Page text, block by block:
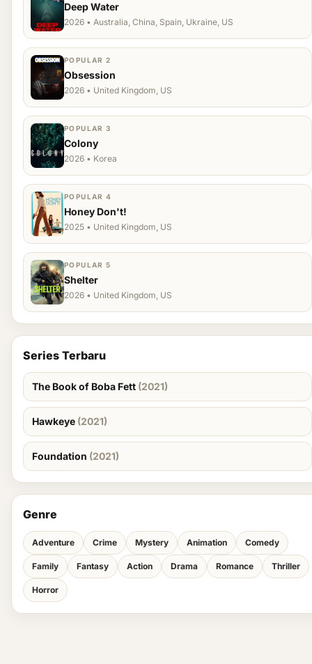
Deep Water
2026 • Australia, China, Spain, Ukraine, US
POPULAR 2
Obsession
2026 • United Kingdom, US
POPULAR 3
Colony
2026 • Korea
POPULAR 4
Honey Don't!
2025 • United Kingdom, US
POPULAR 5
Shelter
2026 • United Kingdom, US
Series Terbaru
The Book of Boba Fett (2021)
Hawkeye (2021)
Foundation (2021)
Genre
Adventure Crime Mystery Animation Comedy
Family Fantasy Action Drama Romance Thriller
Horror